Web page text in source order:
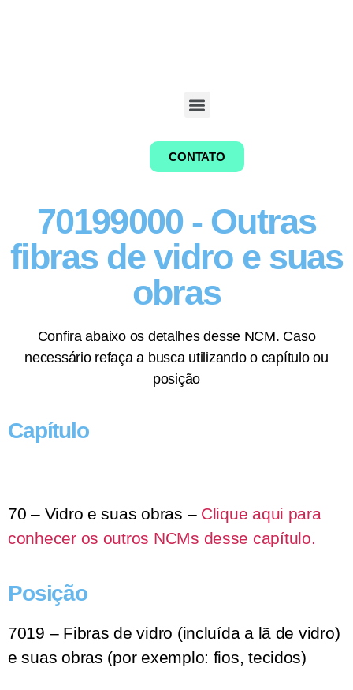
CONTATO
70199000 - Outras
fibras de vidro e suas
obras
Confira abaixo os detalhes desse NCM. Caso
necessário refaça a busca utilizando o capítulo ou
posição
Capítulo
70 – Vidro e suas obras – Clique aqui para
conhecer os outros NCMs desse capítulo.
Posição
7019 – Fibras de vidro (incluída a lã de vidro)
e suas obras (por exemplo: fios, tecidos)